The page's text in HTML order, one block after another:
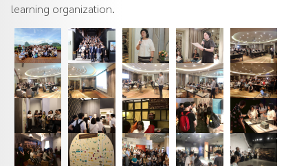
learning organization.